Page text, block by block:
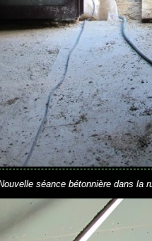
séance bétonnière dans la